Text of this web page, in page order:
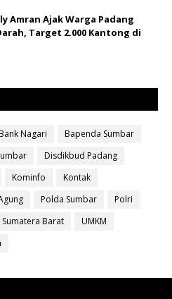
Amran Ajak Warga Padang
Target 2.000 Kantong di
Bank Nagari
Bapenda Sumbar
Disdikbud Padang
Kominfo
Kontak
Polda Sumbar
Polri
Sumatera Barat
UMKM